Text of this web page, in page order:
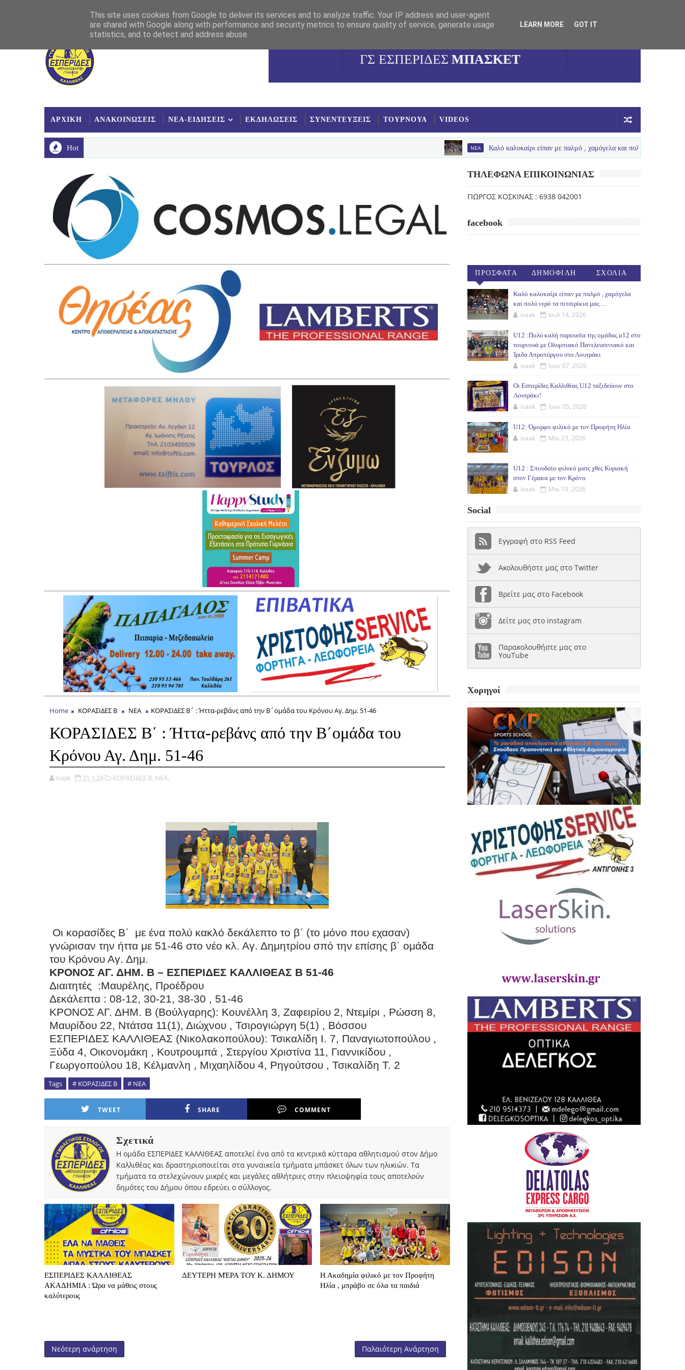
ΓΣ ΕΣΠΕΡΙΔΕΣ
ΓΥΝΑΙΚΕΙΑ
ΟΜΑΔΑ
ΑΡΧΙΚΗ ΑΝΑΚΟΙΝΩΣΕΙΣ ΝΕΑ-ΕΙΔΗΣΕΙΣ ΕΚΔΗΛΩΣΕΙΣ ΣΥΝΕΝΤΕΥΞΕΙΣ ΤΟΥΡΝΟΥΑ VIDEOS
Hot NEA Καλό καλοκαίρι είπαν με παλμό , χαμόγελα και πολύ νερό τα πιτσιρίκια μας
Home ΚΟΡΑΣΙΔΕΣ Β ΝΕΑ ΚΟΡΑΣΙΔΕΣ Β΄ : Ήττα-ρεβάνς από την Β΄ομάδα του Κρόνου Αγ. Δημ. 51-46
ΚΟΡΑΣΙΔΕΣ Β΄ : Ήττα-ρεβάνς από την Β΄ομάδα του
Κρόνου Αγ. Δημ. 51-46
isaak 21.1.24 ΚΟΡΑΣΙΔΕΣ Β, ΝΕΑ,
Οι κορασίδες Β΄ με ένα πολύ κακλό δεκάλεπτο το β΄ (το μόνο που εχασαν)
γνώρισαν την ήττα με 51-46 στο νέο κλ. Αγ. Δημητρίου σπό την επίσης β΄ ομάδα
του Κρόνου Αγ. Δημ.
ΚΡΟΝΟΣ ΑΓ. ΔΗΜ. Β – ΕΣΠΕΡΙΔΕΣ ΚΑΛΛΙΘΕΑΣ Β 51-46
Διαιτητές
:Μαυρέλης, Προέδρου
Δεκάλεπτα : 08-12, 30-21, 38-30 , 51-46
ΚΡΟΝΟΣ ΑΓ. ΔΗΜ. Β (Βούλγαρης): Κουνέλλη 3, Ζαφειρίου 2, Ντεμίρι , Ρώσση 8,
Μαυρίδου 22, Ντάτσα 11(1), Διώχνου , Τσιρογιώργη 5(1) , Βόσσου
ΕΣΠΕΡΙΔΕΣ ΚΑΛΛΙΘΕΑΣ (Νικολακοπούλου): Τσικαλίδη Ι. 7, Παναγιωτοπούλου ,
Ξύδα 4, Οικονομάκη , Κουτρουμπά , Στεργίου Χριστίνα 11, Γιαννικίδου ,
Γεωργοπούλου 18, Κέλμανλη , Μιχαηλίδου 4, Ρηγούτσου , Τσικαλίδη Τ. 2
Tags # ΚΟΡΑΣΙΔΕΣ Β # ΝΕΑ
TWEET SHARE COMMENT
Σχετικά
Η ομάδα ΕΣΠΕΡΙΔΕΣ ΚΑΛΛΙΘΕΑΣ αποτελεί ένα από τα κεντρικά κύτταρα αθλητισμού στον Δήμο
Καλλιθέας και δραστηριοποιείται στα γυναικεία τμήματα μπάσκετ όλων των ηλικιών. Τα
τμήματα τα στελεχώνουν μικρές και μεγάλες αθλήτριες στην πλειοψηφία τους αποτελούν
δημότες του Δήμου όπου εδρεύει ο σύλλογος.
ΕΣΠΕΡΙΔΕΣ ΚΑΛΛΙΘΕΑΣ
ΑΚΑΔΗΜΙΑ : Ώρα να μάθεις στους
καλύτερους
ΔΕΥΤΕΡΗ ΜΈΡΑ ΤΟΥ Κ. ΔΗΜΟΥ
Η Ακαδημία φιλικό με τον Προφήτη
Ηλία , μπράβο σε όλα τα παιδιά
Νεότερη ανάρτηση Παλαιότερη Ανάρτηση
ΤΗΛΕΦΩΝΑ ΕΠΙΚΟΙΝΩΝΙΑΣ
ΓΙΩΡΓΟΣ ΚΟΣΚΙΝΑΣ : 6938 042001
facebook
ΠΡΟΣΦΑΤΑ ΔΗΜΟΦΙΛΗ ΣΧΟΛΙΑ
Καλό καλοκαίρι είπαν με παλμό , χαμόγελα
και πολύ νερό τα πιτσιρίκια μας ...
isaak Ιουλ 14, 2026
U12 :Πολύ καλή παρουσία της ομάδας u12 στο
τουρνουά με Ολυμπιακό Πανελευσινιακό και
Ίριδα Απροπύργου στο Λουτράκι
isaak Ιουν 07, 2026
Οι Εσπερίδες Καλλιθέας U12 ταξιδεύουν στο
Λουτράκι!
isaak Ιουν 05, 2026
U12: Όμορφο φιλικό με τον Προφήτη Ηλία
isaak Μαι 23, 2026
U12 : Σπουδαίο φιλικό ματς χθες Κυριακή
στον Γέρακα με τον Κρόνο
isaak Μαι 10, 2026
Social
Εγγραφή στο RSS Feed
Ακολουθήστε μας στο Twitter
Βρείτε μας στο Facebook
Δείτε μας στο instagram
Παρακολουθήστε μας στο
YouTube
Χορηγοί
This site uses cookies from Google to deliver its services and to analyze traffic. Your IP address and user-agent
are shared with Google along with performance and security metrics to ensure quality of service, generate usage
statistics, and to detect and address abuse.
LEARN MORE GOT IT